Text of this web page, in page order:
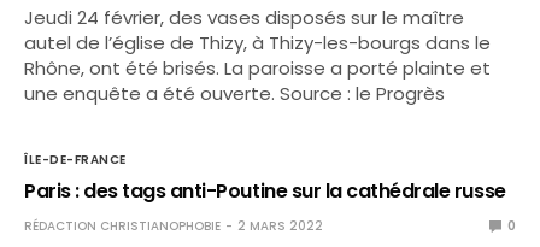
Jeudi 24 février, des vases disposés sur le maître
autel de l’église de Thizy, à Thizy-les-bourgs dans le
Rhône, ont été brisés. La paroisse a porté plainte et
une enquête a été ouverte. Source : le Progrès
ÎLE-DE-FRANCE
Paris : des tags anti-Poutine sur la cathédrale russe
RÉDACTION CHRISTIANOPHOBIE 2 MARS 2022 0